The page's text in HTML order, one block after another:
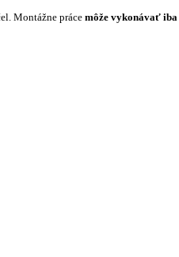
Montážne práce môže vykonávať iba